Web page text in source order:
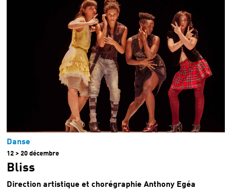
Danse
12 > 20 décembre
Bliss
Direction artistique et chorégraphie Anthony Egéa